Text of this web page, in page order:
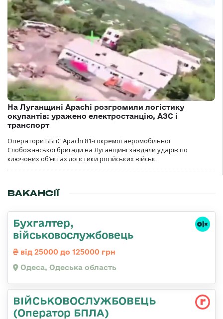
На Луганщині Apachi розгромили логістику
окупантів: уражено електростанцію, АЗС і
транспорт
Оператори ББпС Apachi 81-ї окремої аеромобільної
Слобожанської бригади на Луганщині завдали ударів по
ключових об’єктах логістики російських військ.
ВАКАНСІЇ
Бухгалтер,
військовослужбовець
від 25000 до 125000 грн
Одеса, Одеська область
ВІЙСЬКОВОСЛУЖБОВЕЦЬ
(Оператор БПЛА)